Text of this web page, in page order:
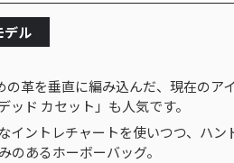
デル
の革を垂直に編み込んだ、現在のア
ド カセット」も人気です。
イントレチャートを使いつつ、ハン
のあるホーボーバッグ。